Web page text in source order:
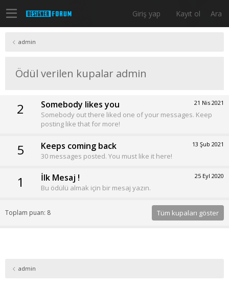
Giriş yap Kayıt ol Ara
admin
Ödül verilen kupalar admin
2 21 Nis 2021
Somebody likes you
Somebody out there liked one of your messages. Keep
posting like that for more!
5 13 Şub 2021
Keeps coming back
30 messages posted. You must like it here!
1 25 Eyl 2020
İlk Mesaj !
Bu ödülü almak için bir mesaj yazın.
Toplam puan: 8 Tüm kupaları göster
admin